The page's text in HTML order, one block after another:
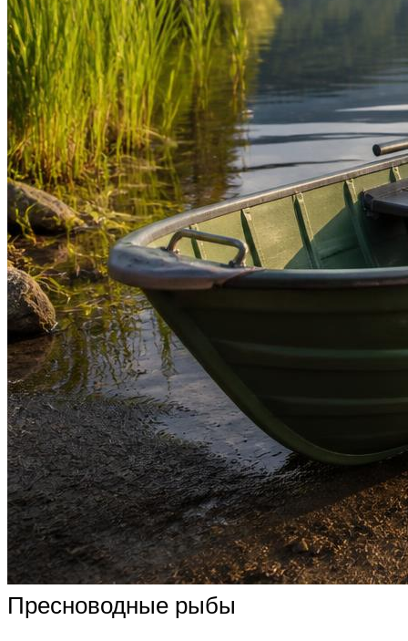
Пресноводные рыбы